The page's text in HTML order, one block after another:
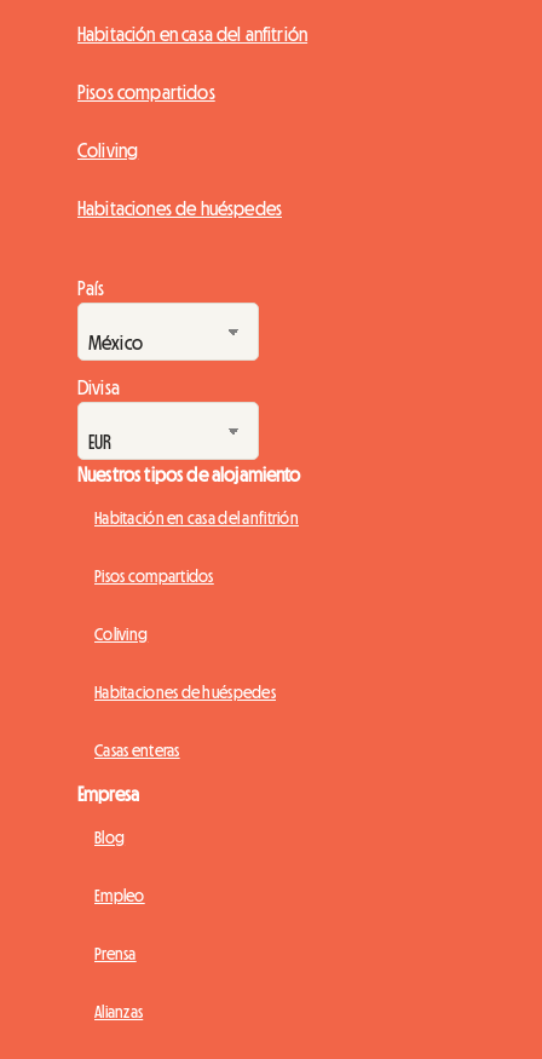
Habitación en casa del anfitrión
Pisos compartidos
Coliving
Habitaciones de huéspedes
País
Divisa
Nuestros tipos de alojamiento
Habitación en casa del anfitrión
Pisos compartidos
Coliving
Habitaciones de huéspedes
Casas enteras
Empresa
Blog
Empleo
Prensa
Alianzas